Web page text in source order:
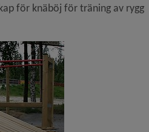
för knäböj för träning av rygg
Förstora bilden